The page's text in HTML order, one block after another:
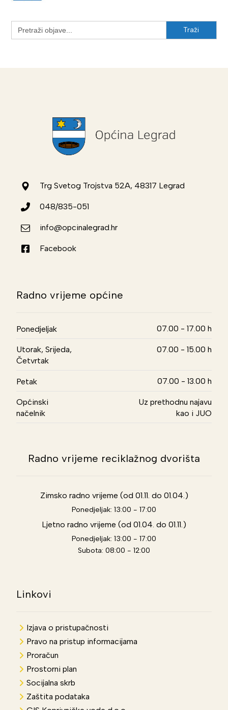
Search
for:
Trg Svetog Trojstva 52A, 48317 Legrad
048/835-051
info@opcinalegrad.hr
Facebook
Radno vrijeme općine
Ponedjeljak 07.00 - 17.00 h
Utorak, Srijeda,
Četvrtak
07.00 - 15.00 h
Petak 07.00 - 13.00 h
Općinski
načelnik
Uz prethodnu najavu
kao i JUO
Radno vrijeme reciklažnog dvorišta
Zimsko radno vrijeme (od 01.11. do 01.04.)
Ponedjeljak: 13:00 - 17:00
Ljetno radno vrijeme (od 01.04. do 01.11.)
Ponedjeljak: 13:00 - 17:00
Subota: 08:00 - 12:00
Linkovi
Izjava o pristupačnosti
Pravo na pristup informacijama
Proračun
Prostorni plan
Socijalna skrb
Zaštita podataka